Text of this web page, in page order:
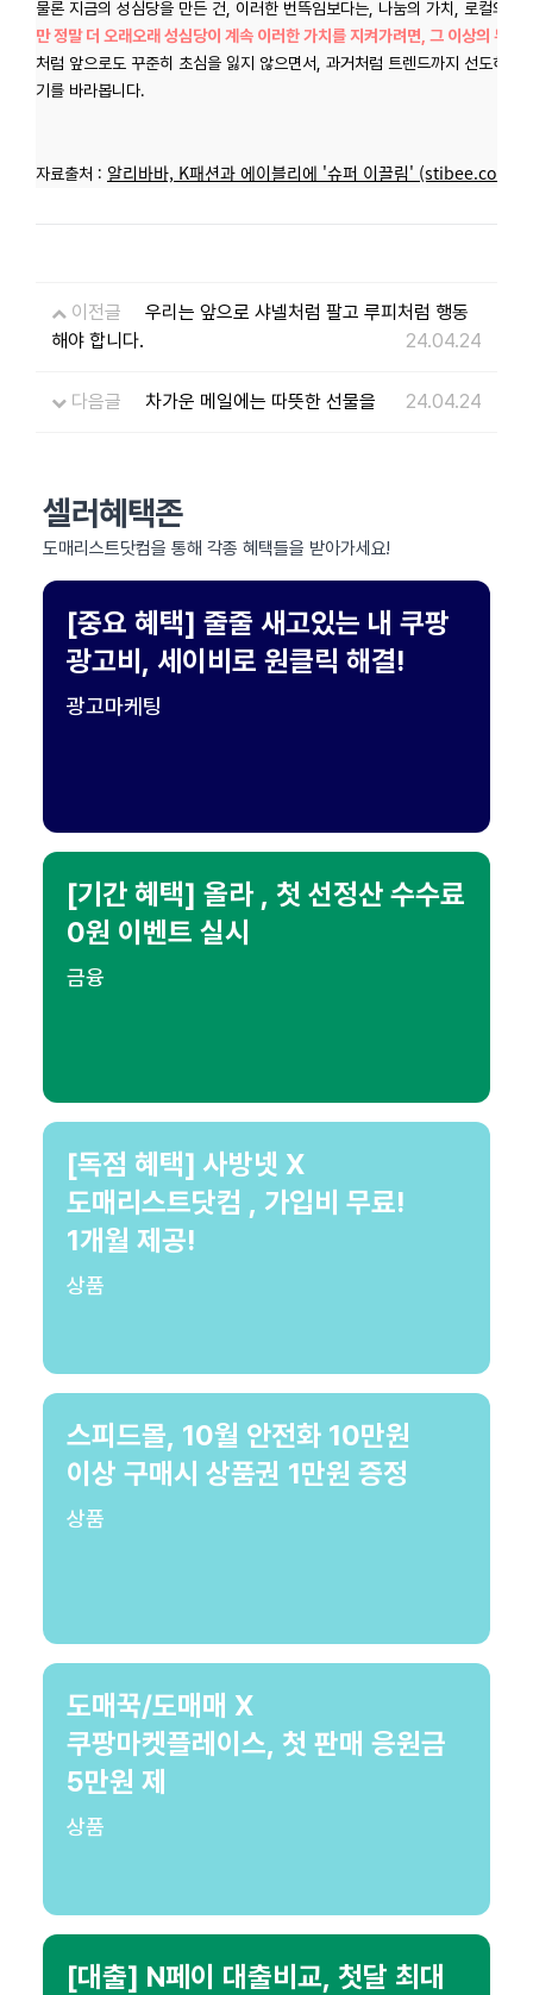
물론 지금의 성심당을 만든 건, 이러한 번뜩임보다는, 나눔의 가치, 로컬의
만 정말 더 오래오래 성심당이 계속 이러한 가치를 지켜가려면, 그 이상의 무언
처럼 앞으로도 꾸준히 초심을 잃지 않으면서, 과거처럼 트렌드까지 선도하는
기를 바라봅니다.
자료출처 : 알리바바, K패션과 에이블리에 '슈퍼 이끌림' (stibee.com)
이전글
우리는 앞으로 샤넬처럼 팔고 루피처럼 행동
해야 합니다.
24.04.24
다음글 차가운 메일에는 따뜻한 선물을 24.04.24
셀러혜택존
도매리스트닷컴을 통해 각종 혜택들을 받아가세요!
[중요 혜택] 줄줄 새고있는 내 쿠팡
광고비, 세이비로 원클릭 해결!
광고마케팅
[기간 혜택] 올라 , 첫 선정산 수수료
0원 이벤트 실시
금융
[독점 혜택] 사방넷 X
도매리스트닷컴 , 가입비 무료!
1개월 제공!
상품
스피드몰, 10월 안전화 10만원
이상 구매시 상품권 1만원 증정
상품
도매꾹/도매매 X
쿠팡마켓플레이스, 첫 판매 응원금
5만원 제
상품
[대출] N페이 대출비교, 첫달 최대